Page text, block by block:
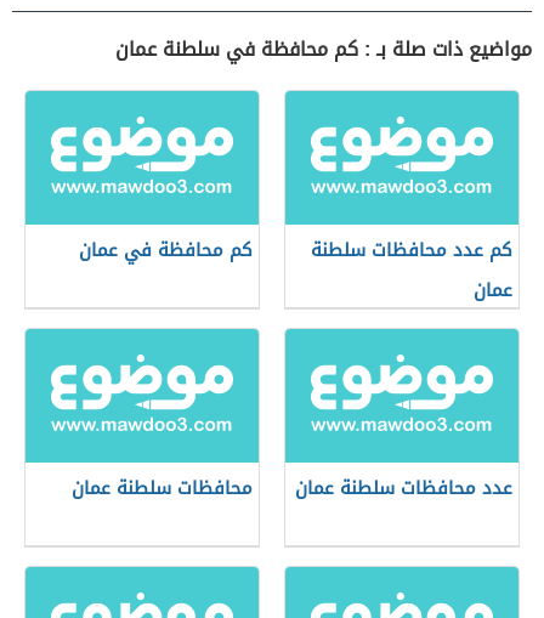
مواضيع ذات صلة بـ : كم محافظة في سلطنة عمان
كم عدد محافظات سلطنة
عمان
كم محافظة في عمان
عدد محافظات سلطنة عمان محافظات سلطنة عمان